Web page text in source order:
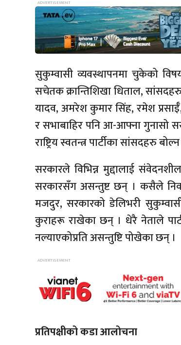
सुकुम्वासी व्यवस्थापनमा चुकेको
सचेतक क्रान्तिशिखा धिताल,
यादव, अमरेश कुमार सिंह, रमेश
र सभाबाहिर पनि आ-आफ्ना गुनासो
राष्ट्रिय स्वतन्त्र पार्टीका सांसदहरु
सरकारले विभिन्न मुद्दालाई
सरकारसँग असन्तुष्ट छन् । कसैले
मजदुर, सरकारको डेलिभरी
कुराहरू राखेका छन् । धेरै नेताले
नल्याएकोप्रति असन्तुष्टि पोखेका छन् ।
प्रतिपक्षीको कडा आलोचना